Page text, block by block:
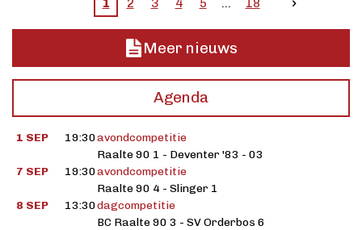
1 2 3 4 5 18
Meer nieuws
Agenda
1 SEP 19:30avondcompetitie
Raalte 90 1 - Deventer '83 - 03
7 SEP
19:30avondcompetitie
Raalte 90 4 - Slinger 1
8 SEP
13:30dagcompetitie
BC Raalte 90 3 - SV Orderbos 6